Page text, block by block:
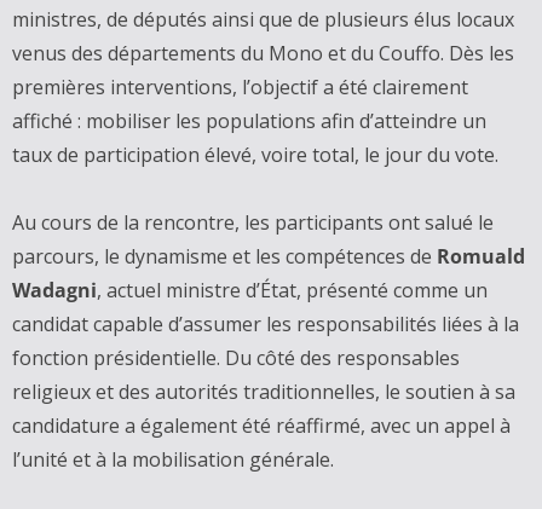
ministres, de députés ainsi que de plusieurs élus locaux
venus des départements du Mono et du Couffo. Dès les
premières interventions, l’objectif a été clairement
affiché : mobiliser les populations afin d’atteindre un
taux de participation élevé, voire total, le jour du vote.
‎Au cours de la rencontre, les participants ont salué le
parcours, le dynamisme et les compétences de Romuald
Wadagni, actuel ministre d’État, présenté comme un
candidat capable d’assumer les responsabilités liées à la
fonction présidentielle. Du côté des responsables
religieux et des autorités traditionnelles, le soutien à sa
candidature a également été réaffirmé, avec un appel à
l’unité et à la mobilisation générale.